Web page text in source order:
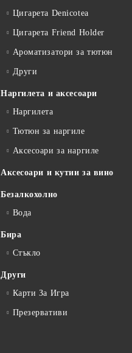
Цигарета Denicotea
Цигарета Friend Holder
Ароматизатори за тютюн
Други
Наргилета и аксесоари
Наргилета
Тютюн за наргиле
Аксесоари за наргиле
Аксесоари и кутии за вино
Безалкохолно
Вода
Бира
Стъкло
Други
Карти За Игра
Презервативи